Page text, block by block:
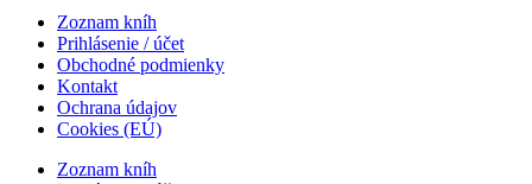
Zoznam kníh
Prihlásenie / účet
Obchodné podmienky
Kontakt
Ochrana údajov
Cookies (EÚ)
Zoznam kníh